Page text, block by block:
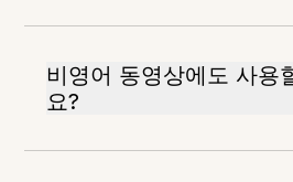
비영어 동영상에도 사용
요?